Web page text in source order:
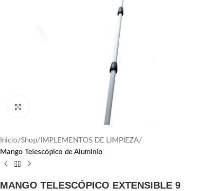
Inicio Shop
IMPLEMENTOS DE LIMPIEZA
Mango Telescópico de Aluminio
MANGO TELESCÓPICO EXTENSIBLE 9